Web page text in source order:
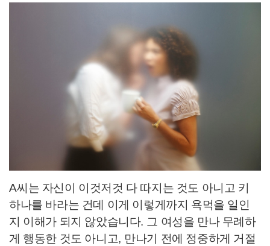
A씨는 자신이 이것저것 다 따지는 것도 아니고 키
하나를 바라는 건데 이게 이렇게까지 욕먹을 일인
지 이해가 되지 않았습니다. 그 여성을 만나 무례하
게 행동한 것도 아니고, 만나기 전에 정중하게 거절